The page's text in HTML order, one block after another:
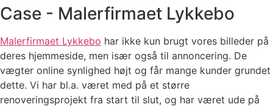
Case - Malerfirmaet Lykkebo
Malerfirmaet Lykkebo har ikke kun brugt vores billeder på
deres hjemmeside, men især også til annoncering. De
vægter online synlighed højt og får mange kunder grundet
dette. Vi har bl.a. været med på et større
renoveringsprojekt fra start til slut, og har været ude på